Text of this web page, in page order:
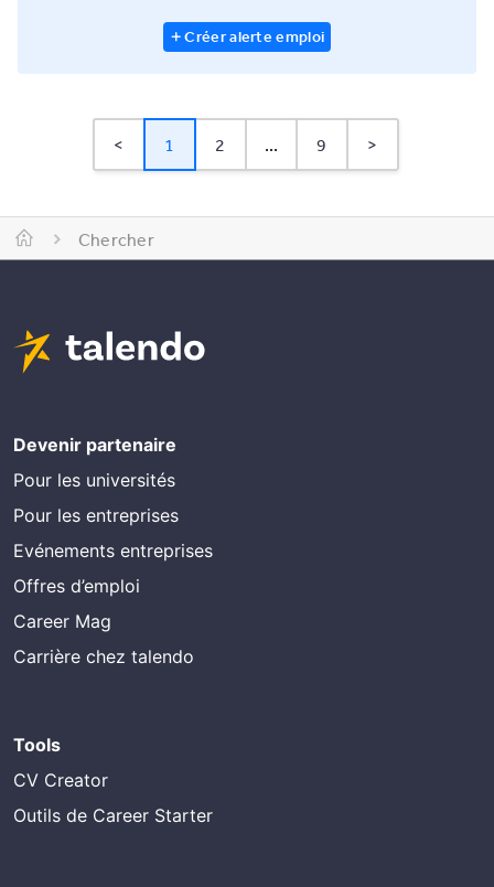
Créer alerte emploi
< 1 2 ... 9 >
Chercher
Devenir partenaire
Pour les universités
Pour les entreprises
Evénements entreprises
Offres d’emploi
Career Mag
Carrière chez talendo
Tools
CV Creator
Outils de Career Starter